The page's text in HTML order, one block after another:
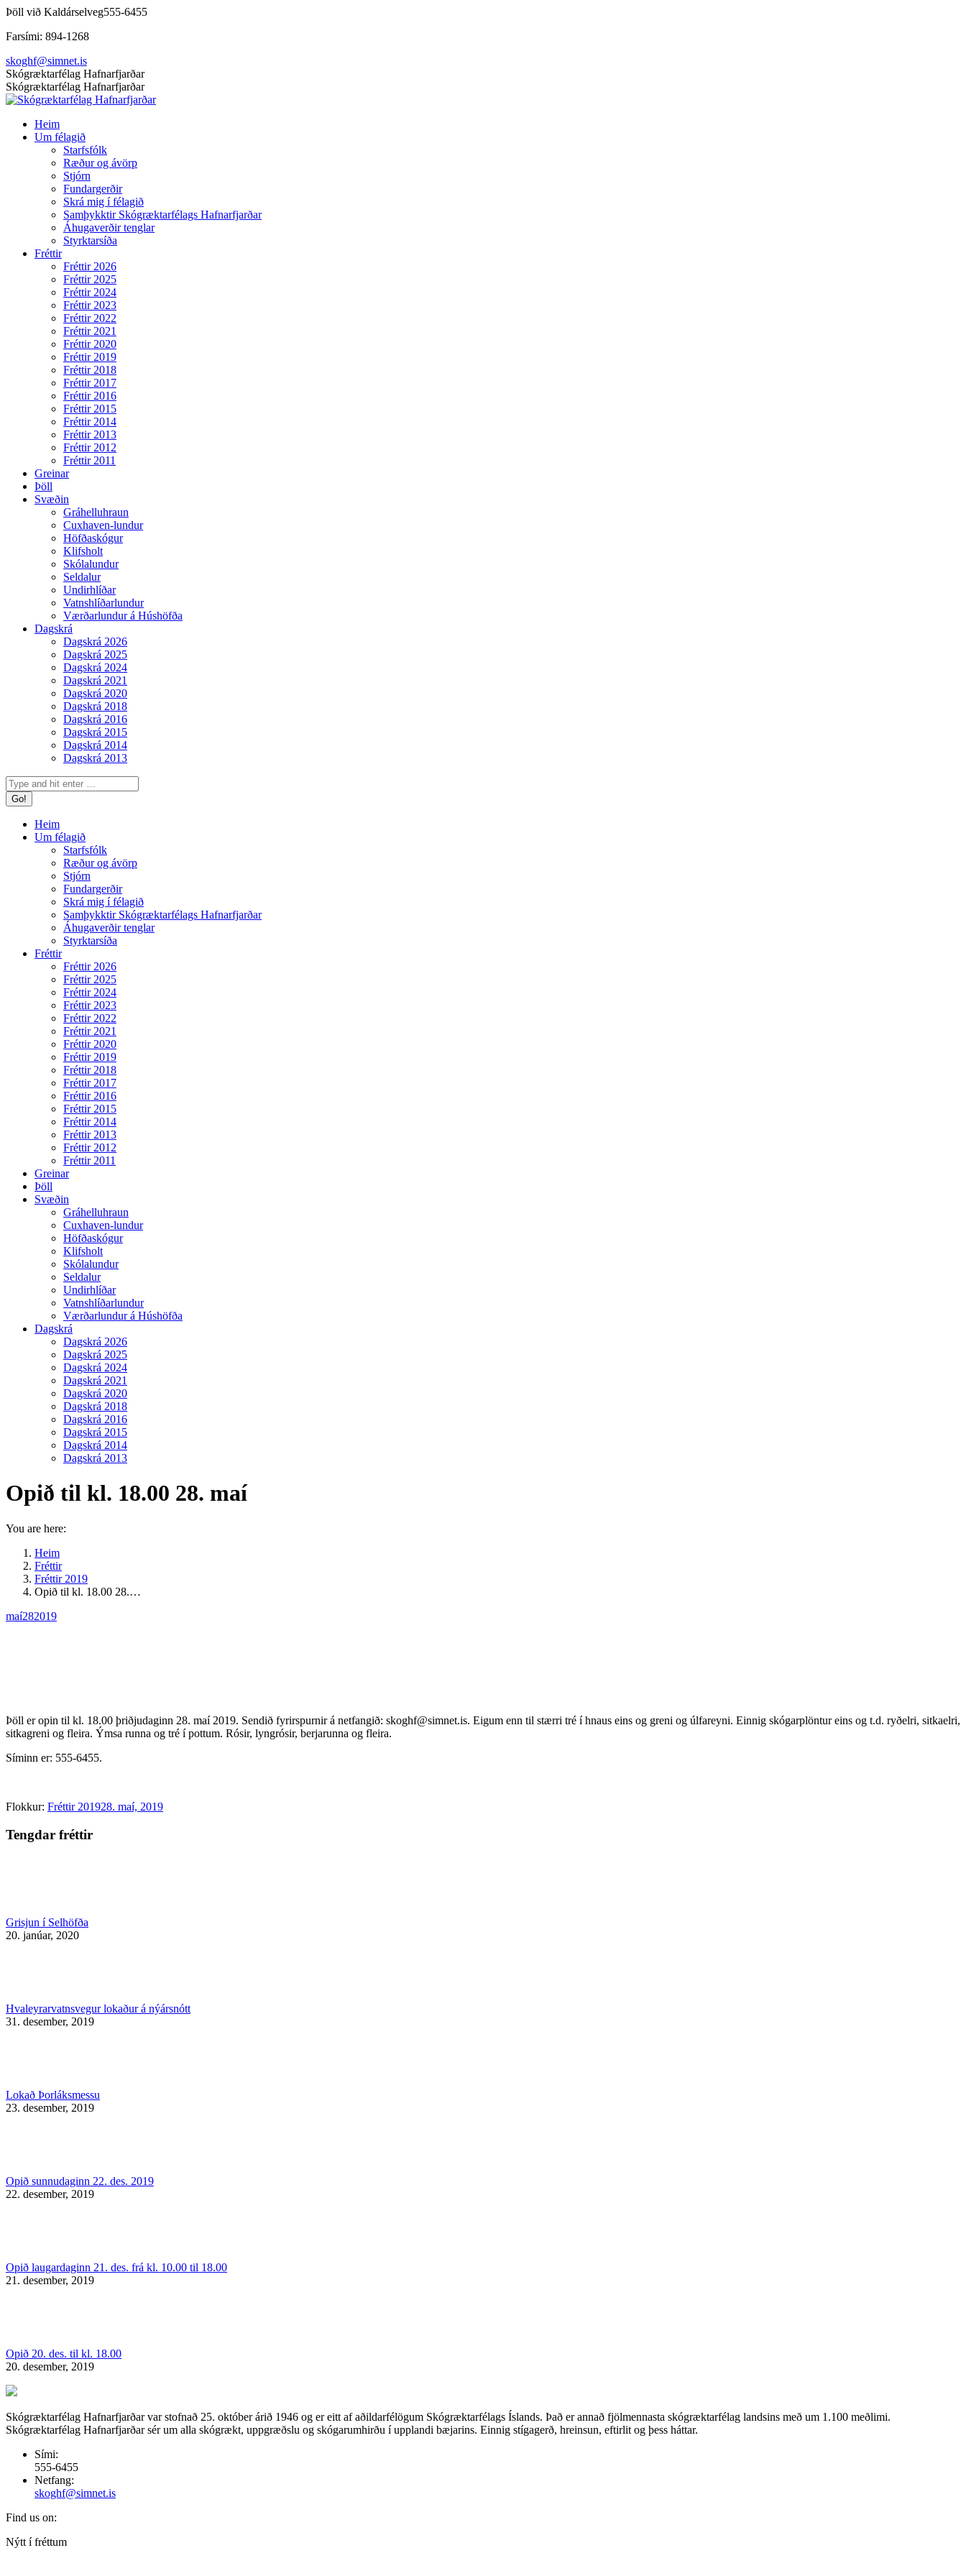
Skip
content
Þöll við Kaldárselveg555-6455
Farsími: 894-1268
skoghf@simnet.is
Facebook
page
opens
new
window
Skógræktarfélag Hafnarfjarðar
Skógræktarfélag Hafnarfjarðar
Heim
Um félagið
Starfsfólk
Ræður og ávörp
Stjórn
Fundargerðir
Skrá mig í félagið
Samþykktir Skógræktarfélags Hafnarfjarðar
Áhugaverðir tenglar
Styrktarsíða
Fréttir
Fréttir 2026
Fréttir 2025
Fréttir 2024
Fréttir 2023
Fréttir 2022
Fréttir 2021
Fréttir 2020
Fréttir 2019
Fréttir 2018
Fréttir 2017
Fréttir 2016
Fréttir 2015
Fréttir 2014
Fréttir 2013
Fréttir 2012
Fréttir 2011
Greinar
Þöll
Svæðin
Gráhelluhraun
Cuxhaven-lundur
Höfðaskógur
Klifsholt
Skólalundur
Seldalur
Undirhlíðar
Vatnshlíðarlundur
Værðarlundur á Húshöfða
Dagskrá
Dagskrá 2026
Dagskrá 2025
Dagskrá 2024
Dagskrá 2021
Dagskrá 2020
Dagskrá 2018
Dagskrá 2016
Dagskrá 2015
Dagskrá 2014
Dagskrá 2013
Search:
Heim
Um félagið
Starfsfólk
Ræður og ávörp
Stjórn
Fundargerðir
Skrá mig í félagið
Samþykktir Skógræktarfélags Hafnarfjarðar
Áhugaverðir tenglar
Styrktarsíða
Fréttir
Fréttir 2026
Fréttir 2025
Fréttir 2024
Fréttir 2023
Fréttir 2022
Fréttir 2021
Fréttir 2020
Fréttir 2019
Fréttir 2018
Fréttir 2017
Fréttir 2016
Fréttir 2015
Fréttir 2014
Fréttir 2013
Fréttir 2012
Fréttir 2011
Greinar
Þöll
Svæðin
Gráhelluhraun
Cuxhaven-lundur
Höfðaskógur
Klifsholt
Skólalundur
Seldalur
Undirhlíðar
Vatnshlíðarlundur
Værðarlundur á Húshöfða
Dagskrá
Dagskrá 2026
Dagskrá 2025
Dagskrá 2024
Dagskrá 2021
Dagskrá 2020
Dagskrá 2018
Dagskrá 2016
Dagskrá 2015
Dagskrá 2014
Dagskrá 2013
Opið til kl. 18.00 28. maí
You are here:
Heim
Fréttir
Fréttir 2019
Opið til kl. 18.00 28.…
maí282019
Þöll er opin til kl. 18.00 þriðjudaginn 28. maí 2019. Sendið fyrirspurnir á netfangið: skoghf@simnet.is. Eigum enn til stærri tré í hnaus eins og greni og úlfareyni. Einnig skógarplöntur eins og t.d. ryðelri, sitkaelri,
sitkagreni og fleira. Ýmsa runna og tré í pottum. Rósir, lyngrósir, berjarunna og fleira.
Síminn er: 555-6455.
Flokkur: Fréttir 201928. maí, 2019
Tengdar fréttir
Grisjun í Selhöfða
20. janúar, 2020
Hvaleyrarvatnsvegur lokaður á nýársnótt
31. desember, 2019
Lokað Þorláksmessu
23. desember, 2019
Opið sunnudaginn 22. des. 2019
22. desember, 2019
Opið laugardaginn 21. des. frá kl. 10.00 til 18.00
21. desember, 2019
Opið 20. des. til kl. 18.00
20. desember, 2019
Skógræktarfélag Hafnarfjarðar var stofnað 25. október árið 1946 og er eitt af aðildarfélögum Skógræktarfélags Íslands. Það er annað fjölmennasta skógræktarfélag landsins með um 1.100 meðlimi.
Skógræktarfélag Hafnarfjarðar sér um alla skógrækt, uppgræðslu og skógarumhirðu í upplandi bæjarins. Einnig stígagerð, hreinsun, eftirlit og þess háttar.
Sími:
555-6455
Netfang:
skoghf@simnet.is
Find us on:
Facebook
Nýtt í fréttum